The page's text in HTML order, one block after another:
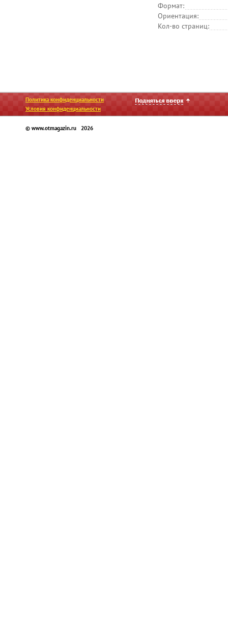
Формат:
Ориентация:
Кол-во страниц:
Политика конфиденциальности
Условия конфиденциальности
© www.otmagazin.ru 2026